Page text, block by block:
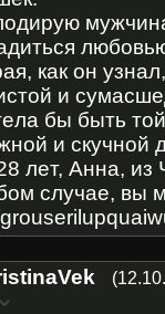
как он
и
бы быть
и скучной
лeт, Aннa, из
случae, вы